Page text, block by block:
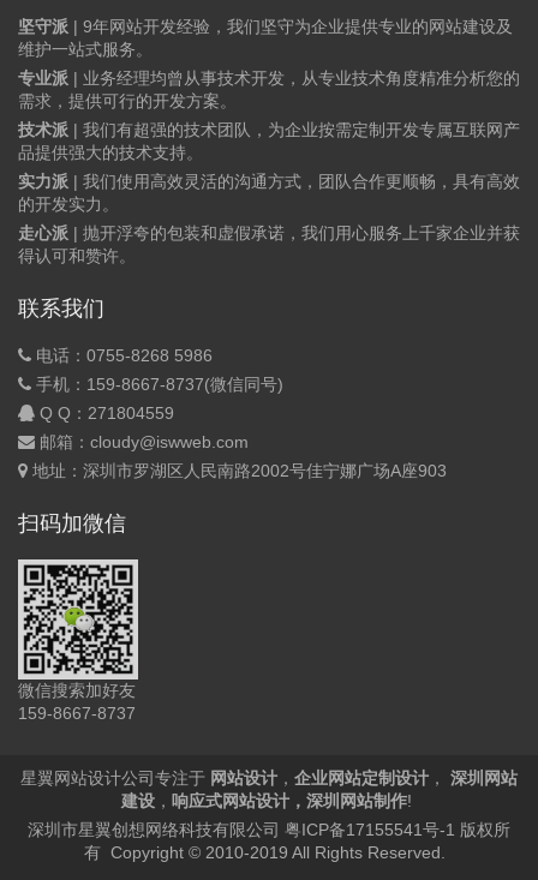
坚守派 | 9年网站开发经验，我们坚守为企业提供专业的网站建设及
维护一站式服务。
专业派 | 业务经理均曾从事技术开发，从专业技术角度精准分析您的
需求，提供可行的开发方案。
技术派 | 我们有超强的技术团队，为企业按需定制开发专属互联网产
品提供强大的技术支持。
实力派 | 我们使用高效灵活的沟通方式，团队合作更顺畅，具有高效
的开发实力。
走心派 | 抛开浮夸的包装和虚假承诺，我们用心服务上千家企业并获
得认可和赞许。
联系我们
电话：0755-8268 5986
手机：159-8667-8737(微信同号)
Q Q： 271804559
邮箱：cloudy@iswweb.com
地址：深圳市罗湖区人民南路2002号佳宁娜广场A座903
扫码加微信
微信搜索加好友
159-8667-8737
星翼网站设计公司专注于 网站设计 ， 企业网站定制设计 ，
深圳网站
建设 ， 响应式网站设计 ， 深圳网站制作!
深圳市星翼创想网络科技有限公司 粤ICP备17155541号-1 版权所
有 Copyright © 2010-2019 All Rights Reserved.